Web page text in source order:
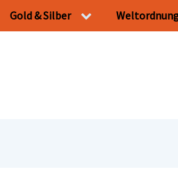
Gold & Silber